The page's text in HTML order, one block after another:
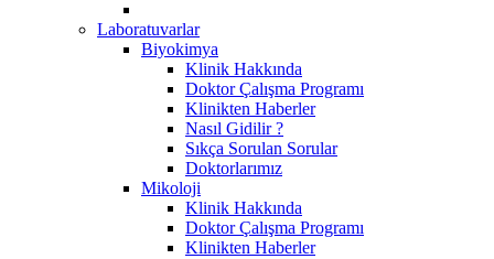
Laboratuvarlar
Biyokimya
Klinik Hakkında
Doktor Çalışma Programı
Klinikten Haberler
Nasıl Gidilir ?
Sıkça Sorulan Sorular
Doktorlarımız
Mikoloji
Klinik Hakkında
Doktor Çalışma Programı
Klinikten Haberler